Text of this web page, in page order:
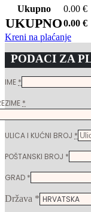
Ukupno 0.00 €
UKUPNO0.00 €
Kreni na plaćanje
PODACI ZA
IME *
*
ULICA I KUĆNI BROJ *
POŠTANSKI BROJ *
GRAD *
Država *